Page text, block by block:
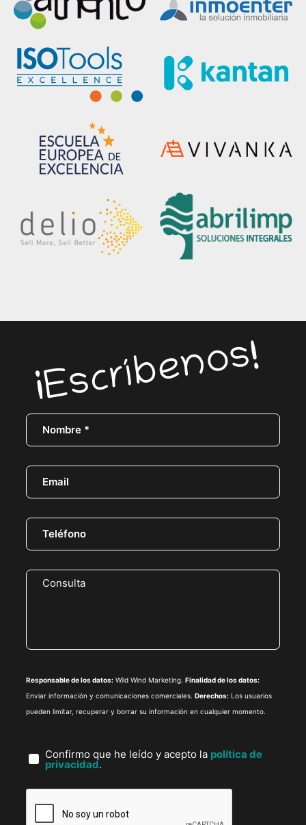
¡Escríbenos!
Responsable de los datos: Wild Wind Marketing. Finalidad de los datos:
Enviar información y comunicaciones comerciales. Derechos: Los usuarios
pueden limitar, recuperar y borrar su información en cualquier momento.
Confirmo que he leído y acepto la política de
privacidad.